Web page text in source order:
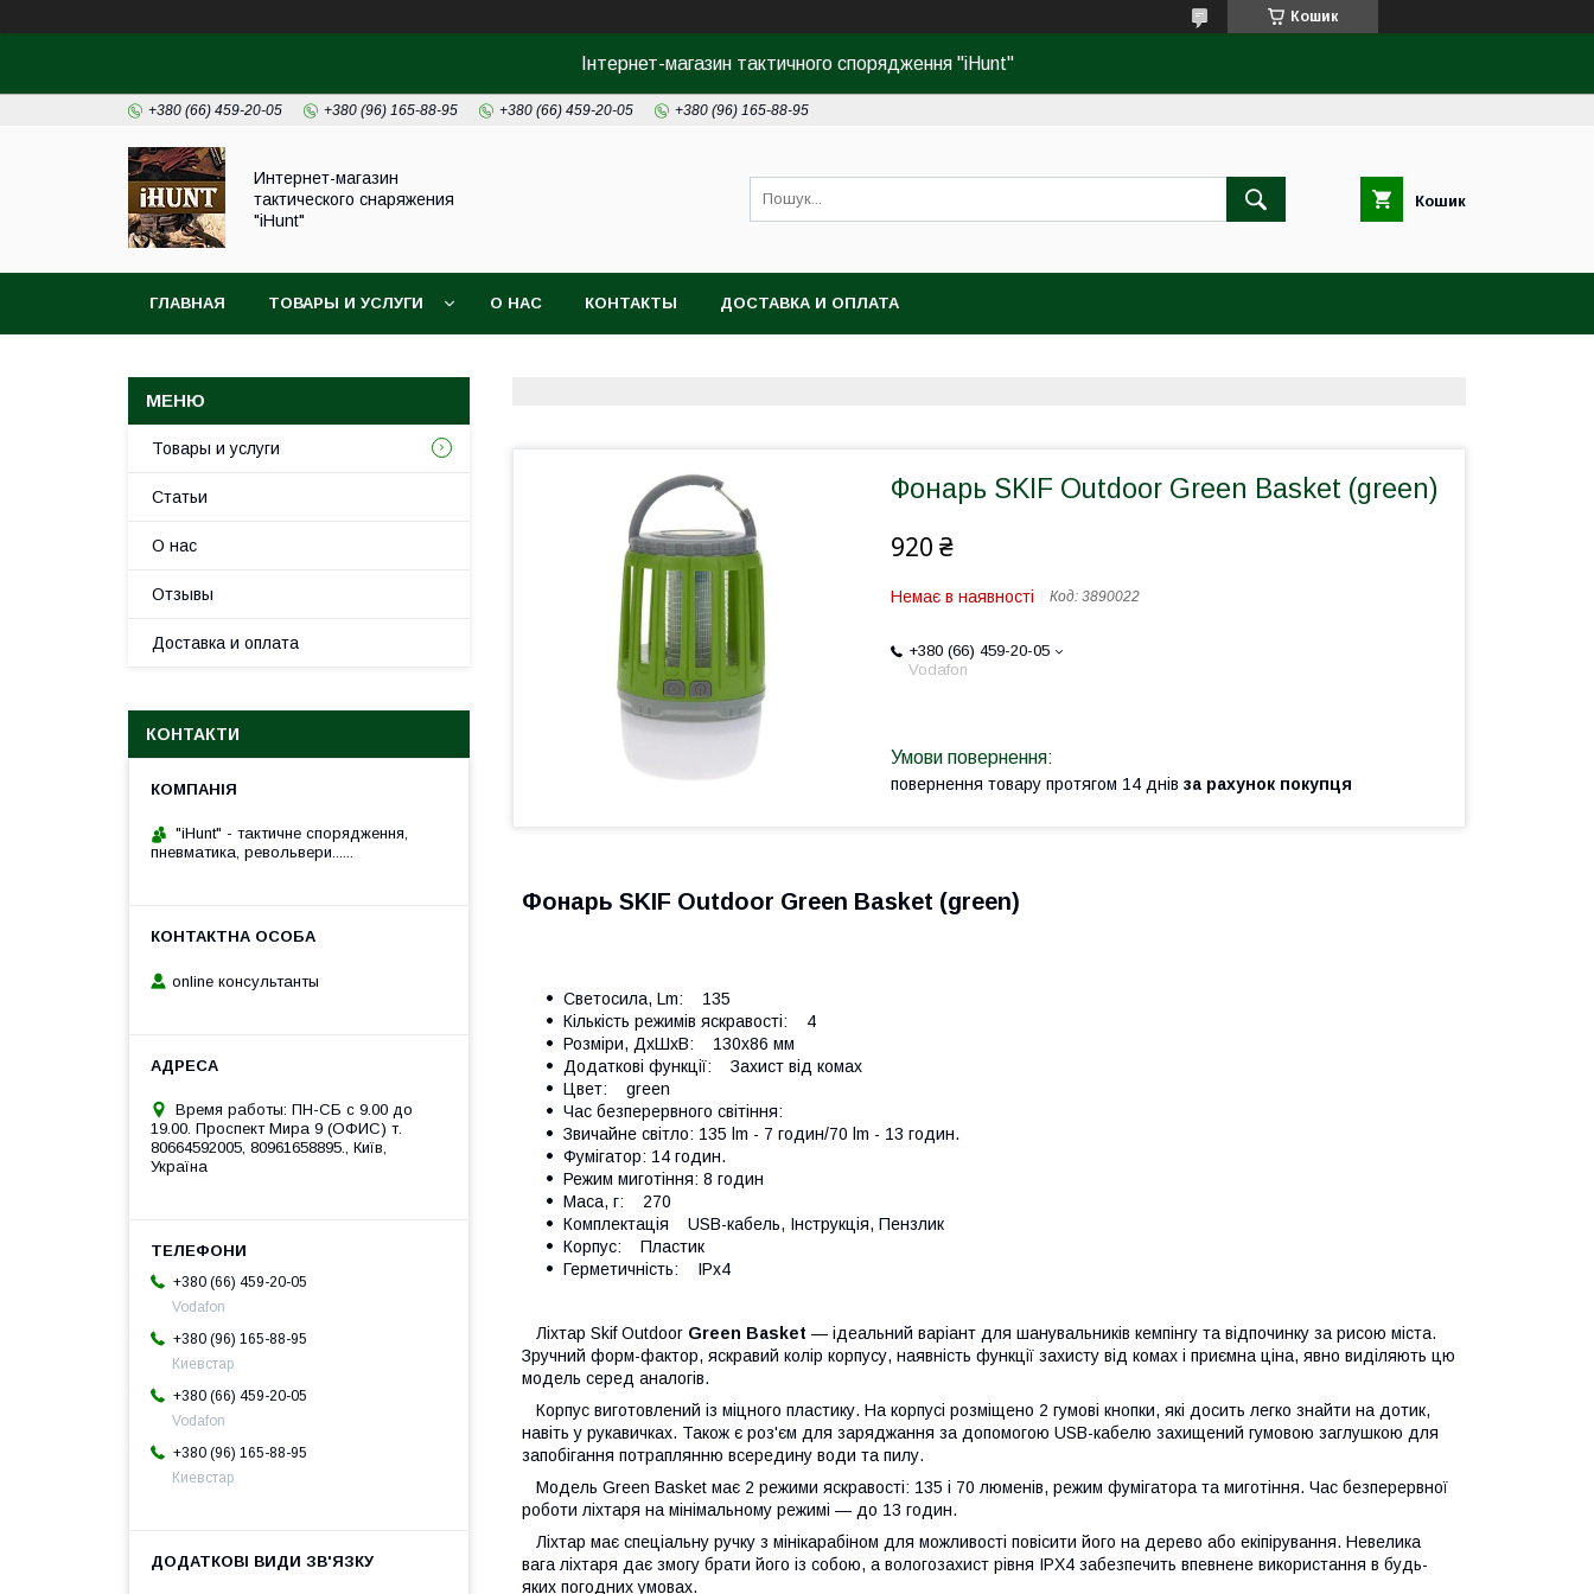
Кошик
Інтернет-магазин тактичного спорядження "iHunt"
+380 (66) 459-20-05 +380 (96) 165-88-95 +380 (66) 459-20-05 +380 (96) 165-88-95
Интернет-магазин
тактического снаряжения
"iHunt"
Кошик
ГЛАВНАЯ ТОВАРЫ И УСЛУГИ О НАС КОНТАКТЫ ДОСТАВКА И ОПЛАТА
Фонарь SKIF Outdoor Green Basket (green)
920 ₴
Немає в наявності Код: 3890022
+380 (66) 459-20-05
Vodafon
повернення товару протягом 14 днів за рахунок покупця
Фонарь SKIF Outdoor Green Basket (green)
Светосила, Lm: 135
Кількість режимів яскравості: 4
Розміри, ДхШхВ: 130х86 мм
Додаткові функції: Захист від комах
Цвет: green
Час безперервного світіння:
Звичайне світло: 135 lm - 7 годин/70 lm - 13 годин.
Фумігатор: 14 годин.
Режим миготіння: 8 годин
Маса, г: 270
Комплектація USB-кабель, Інструкція, Пензлик
Корпус: Пластик
Герметичність: IPx4
Ліхтар Skif Outdoor Green Basket — ідеальний варіант для шанувальників кемпінгу та відпочинку за рисою міста.
Зручний форм-фактор, яскравий колір корпусу, наявність функції захисту від комах і приємна ціна, явно виділяють цю
модель серед аналогів.
Корпус виготовлений із міцного пластику. На корпусі розміщено 2 гумові кнопки, які досить легко знайти на дотик,
навіть у рукавичках. Також є роз'єм для заряджання за допомогою USB-кабелю захищений гумовою заглушкою для
запобігання потраплянню всередину води та пилу.
Модель Green Basket має 2 режими яскравості: 135 і 70 люменів, режим фумігатора та миготіння. Час безперервної
роботи ліхтаря на мінімальному режимі — до 13 годин.
Ліхтар має спеціальну ручку з мінікарабіном для можливості повісити його на дерево або екіпірування. Невелика
вага ліхтаря дає змогу брати його із собою, а вологозахист рівня IPX4 забезпечить впевнене використання в будь-
яких погодних умовах.
Товары и услуги
Статьи
О нас
Отзывы
Доставка и оплата
КОНТАКТИ
"iHunt" - тактичне спорядження,
пневматика, револьвери......
online консультанты
Время работы: ПН-СБ с 9.00 до
19.00. Проспект Мира 9 (ОФИС) т.
80664592005, 80961658895., Київ,
Україна
+380 (66) 459-20-05
Vodafon
+380 (96) 165-88-95
Киевстар
+380 (66) 459-20-05
Vodafon
+380 (96) 165-88-95
Киевстар